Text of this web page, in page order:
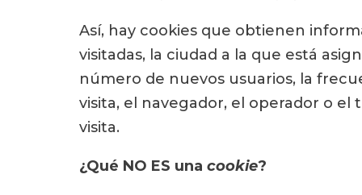
Así, hay cookies que obtienen
visitadas, la ciudad a la que está
número de nuevos usuarios, la
visita, el navegador, el operador o el
visita.
¿Qué NO ES una cookie?